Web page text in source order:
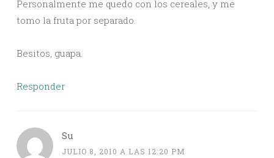
Personalmente me quedo con los cereales, y me
tomo la fruta por separado.
Besitos, guapa.
Responder
Su
JULIO 8, 2010 A LAS 12:20 PM